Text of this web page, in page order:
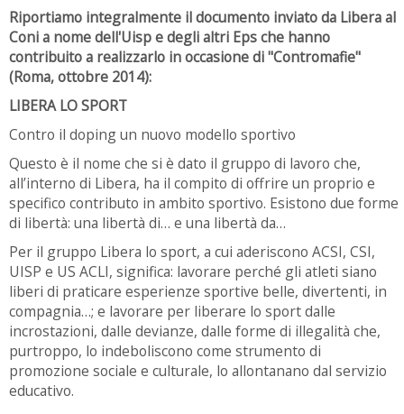
Riportiamo integralmente il documento inviato da Libera al
Coni a nome dell'Uisp e degli altri Eps che hanno
contribuito a realizzarlo in occasione di "Contromafie"
(Roma, ottobre 2014):
LIBERA LO SPORT
Contro il doping un nuovo modello sportivo
Questo è il nome che si è dato il gruppo di lavoro che,
all’interno di Libera, ha il compito di offrire un proprio e
specifico contributo in ambito sportivo. Esistono due forme
di libertà: una libertà di… e una libertà da…
Per il gruppo Libera lo sport, a cui aderiscono ACSI, CSI,
UISP e US ACLI, significa: lavorare perché gli atleti siano
liberi di praticare esperienze sportive belle, divertenti, in
compagnia…; e lavorare per liberare lo sport dalle
incrostazioni, dalle devianze, dalle forme di illegalità che,
purtroppo, lo indeboliscono come strumento di
promozione sociale e culturale, lo allontanano dal servizio
educativo.